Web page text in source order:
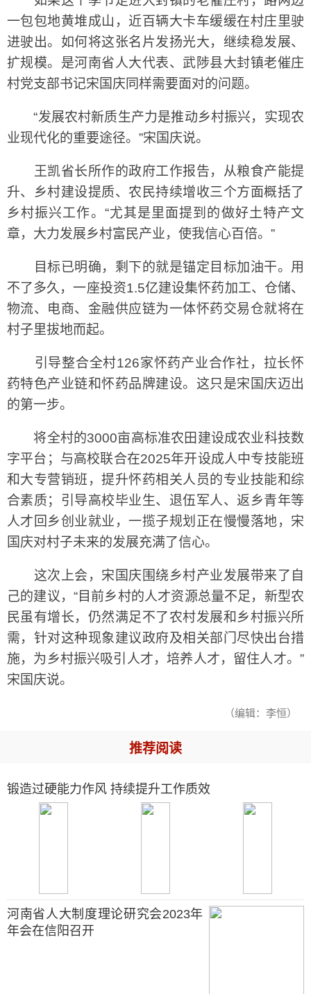
一包包地黄堆成山，近百辆大卡车缓缓在村庄里驶
进驶出。如何将这张名片发扬光大，继续稳发展、
扩规模。是河南省人大代表、武陟县大封镇老催庄
村党支部书记宋国庆同样需要面对的问题。
“发展农村新质生产力是推动乡村振兴，实现农
业现代化的重要途径。”宋国庆说。
王凯省长所作的政府工作报告，从粮食产能提
升、乡村建设提质、农民持续增收三个方面概括了
乡村振兴工作。“尤其是里面提到的做好土特产文
章，大力发展乡村富民产业，使我信心百倍。”
目标已明确，剩下的就是锚定目标加油干。用
不了多久，一座投资1.5亿建设集怀药加工、仓储、
物流、电商、金融供应链为一体怀药交易仓就将在
村子里拔地而起。
引导整合全村126家怀药产业合作社，拉长怀
药特色产业链和怀药品牌建设。这只是宋国庆迈出
的第一步。
将全村的3000亩高标准农田建设成农业科技数
字平台；与高校联合在2025年开设成人中专技能班
和大专营销班，提升怀药相关人员的专业技能和综
合素质；引导高校毕业生、退伍军人、返乡青年等
人才回乡创业就业，一揽子规划正在慢慢落地，宋
国庆对村子未来的发展充满了信心。
这次上会，宋国庆围绕乡村产业发展带来了自
己的建议，“目前乡村的人才资源总量不足，新型农
民虽有增长，仍然满足不了农村发展和乡村振兴所
需，针对这种现象建议政府及相关部门尽快出台措
施，为乡村振兴吸引人才，培养人才，留住人才。”
宋国庆说。
（编辑：李恒）
推荐阅读
锻造过硬能力作风 持续提升工作质效
河南省人大制度理论研究会2023年
年会在信阳召开